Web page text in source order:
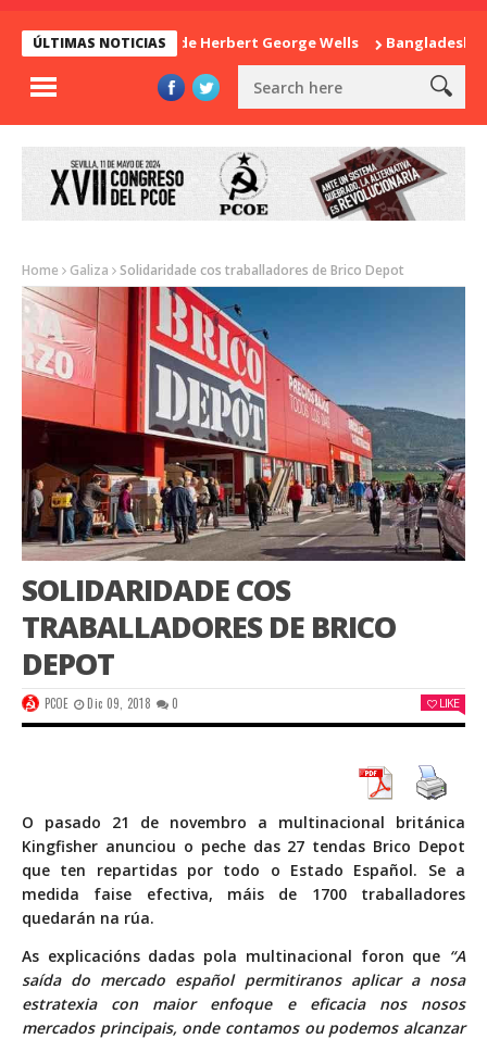
ÚLTIMAS NOTICIAS
La sorpresa de Herbert George Wells Bangladesh:
Home Galiza Solidaridade cos traballadores de Brico Depot
SOLIDARIDADE COS
TRABALLADORES DE BRICO
DEPOT
PCOE Dic 09, 2018 0 LIKE
O pasado 21 de novembro a multinacional británica
Kingfisher anunciou o peche das 27 tendas Brico Depot
que ten repartidas por todo o Estado Español. Se a
medida faise efectiva, máis de 1700 traballadores
quedarán na rúa.
As explicacións dadas pola multinacional foron que “A
saída do mercado español permitiranos aplicar a nosa
estratexia con maior enfoque e eficacia nos nosos
mercados principais, onde contamos ou podemos alcanzar